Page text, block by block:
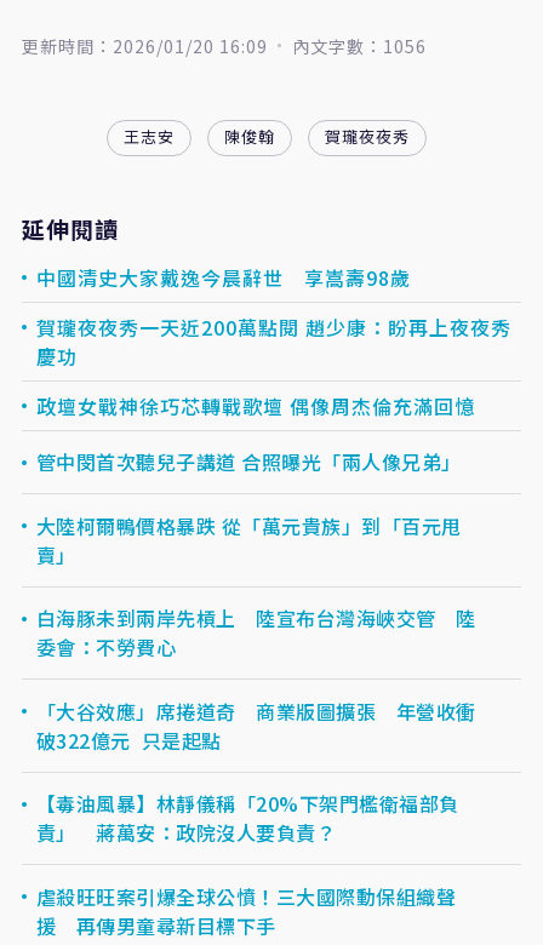
更新時間：2026/01/20 16:09 內文字數：1056
王志安 陳俊翰 賀瓏夜夜秀
延伸閱讀
中國清史大家戴逸今晨辭世 享嵩壽98歲
賀瓏夜夜秀一天近200萬點閱 趙少康：盼再上夜夜秀
慶功
政壇女戰神徐巧芯轉戰歌壇 偶像周杰倫充滿回憶
管中閔首次聽兒子講道 合照曝光「兩人像兄弟」
大陸柯爾鴨價格暴跌 從「萬元貴族」到「百元甩
賣」
白海豚未到兩岸先槓上 陸宣布台灣海峽交管 陸
委會：不勞費心
「大谷效應」席捲道奇 商業版圖擴張 年營收衝
破322億元 只是起點
【毒油風暴】林靜儀稱「20%下架門檻衛福部負
責」 蔣萬安：政院沒人要負責？
虐殺旺旺案引爆全球公憤！三大國際動保組織聲
援 再傳男童尋新目標下手